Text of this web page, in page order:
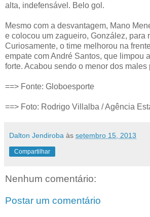
alta, indefensável. Belo gol.
Mesmo com a desvantagem, Mano
e colocou um zagueiro, González, para
Curiosamente, o time melhorou na
empate com André Santos, que limpou
forte. Acabou sendo o menor dos males
==> Fonte: Globoesporte
==> Foto: Rodrigo Villalba / Agência
Dalton Jendiroba às setembro 15, 2013
Compartilhar
Nenhum comentário:
Postar um comentário